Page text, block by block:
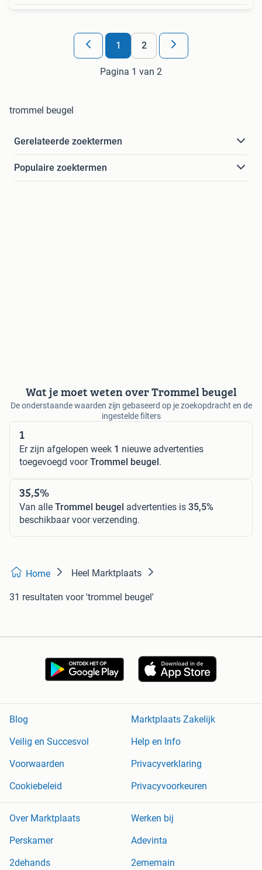
1 2
Pagina 1 van 2
trommel beugel
Gerelateerde zoektermen
Populaire zoektermen
Wat je moet weten over Trommel beugel
De onderstaande waarden zijn gebaseerd op je zoekopdracht en de
ingestelde filters
1
Er zijn afgelopen week 1 nieuwe advertenties
toegevoegd voorTrommel beugel.
35,5%
Van alle Trommel beugel advertenties is 35,5%
beschikbaar voor verzending.
Home Heel Marktplaats
31 resultaten voor 'trommel beugel'
Blog
Marktplaats Zakelijk
Veilig en Succesvol
Help en Info
Voorwaarden
Privacyverklaring
Cookiebeleid
Privacyvoorkeuren
Over Marktplaats
Werken bij
Perskamer
Adevinta
2dehands
2ememain